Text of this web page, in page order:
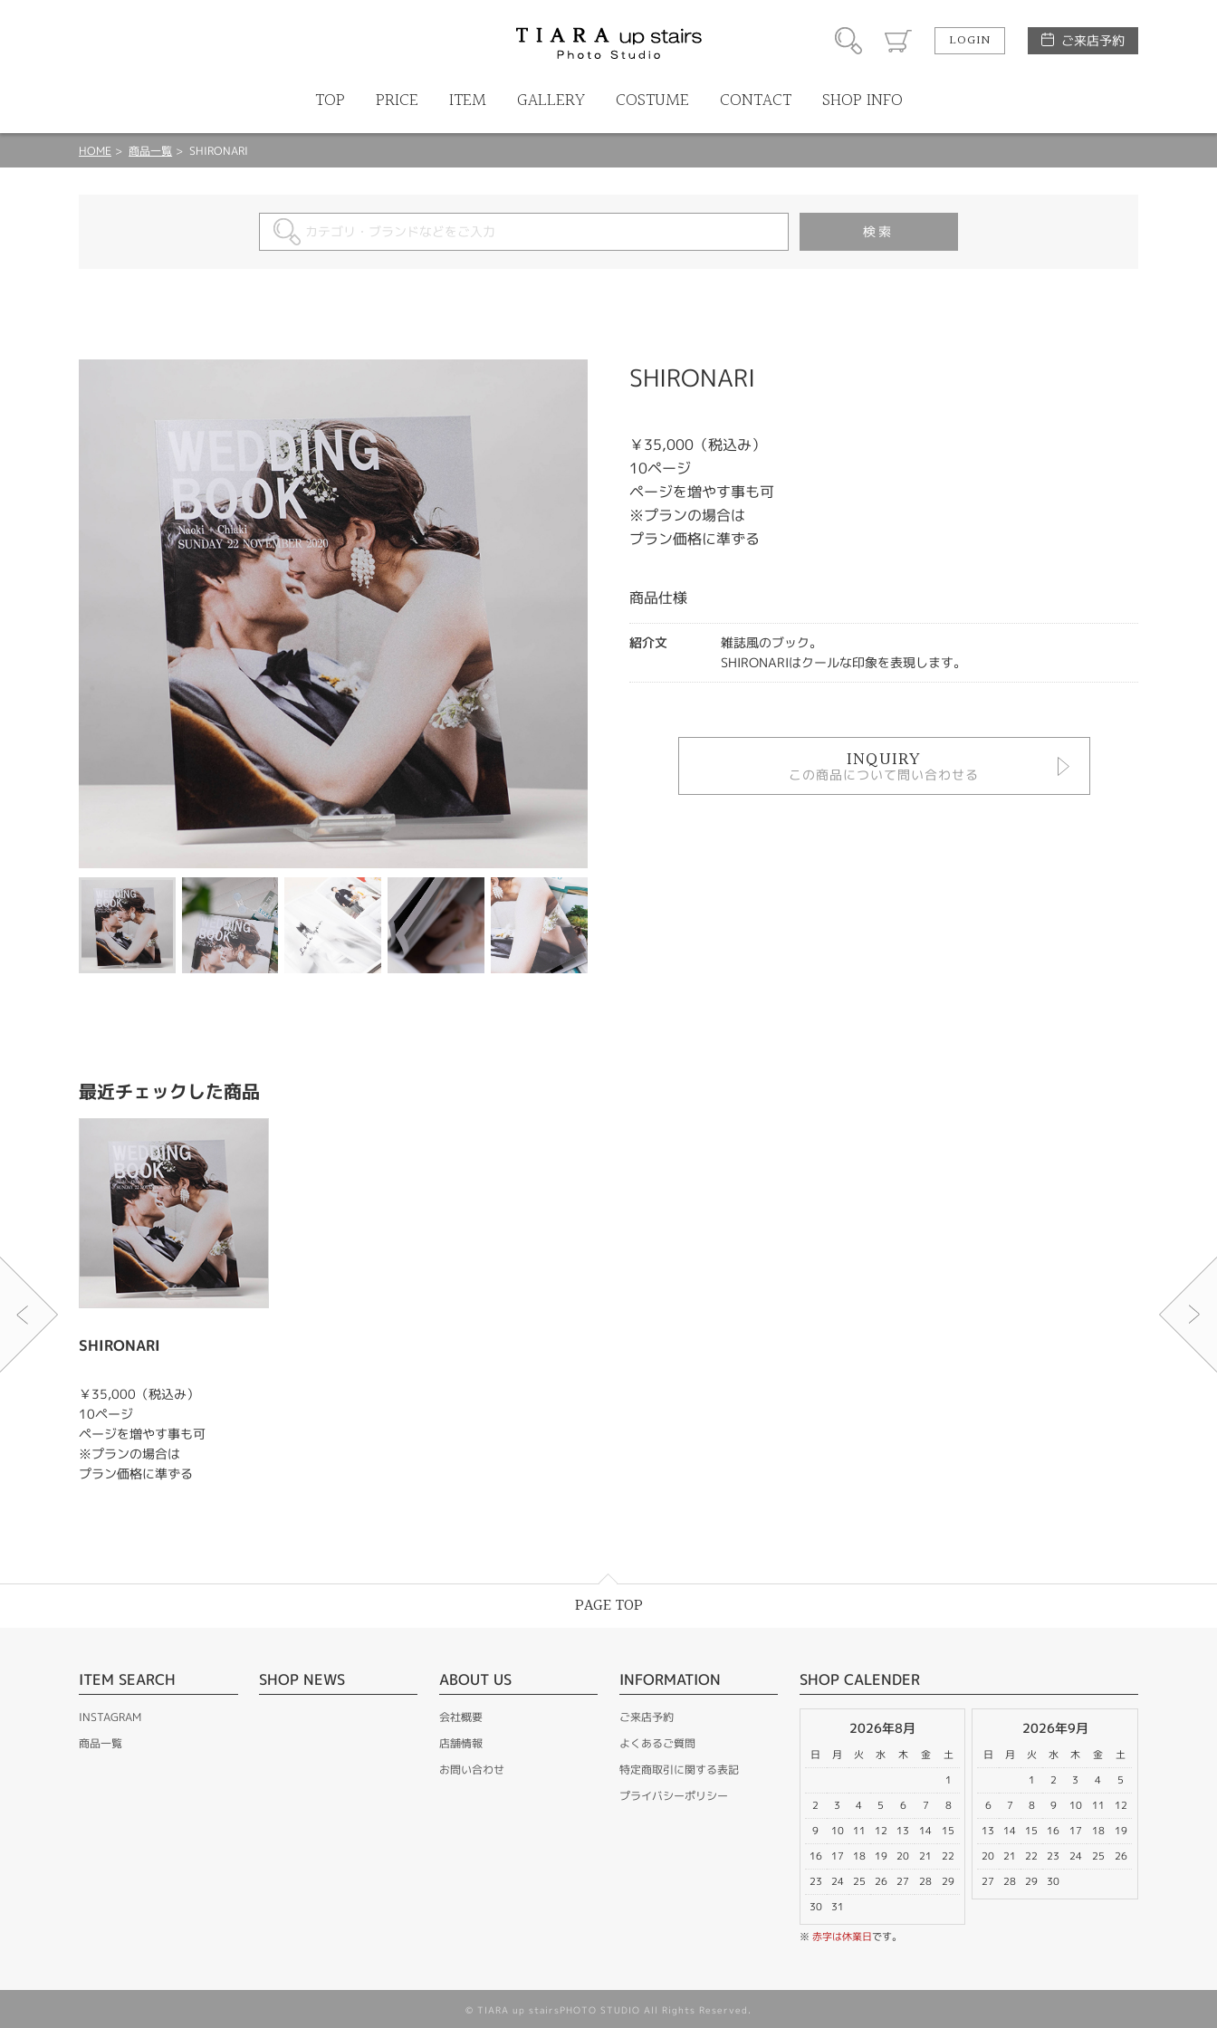
LOGIN ご来店予約
TOP PRICE ITEM GALLERY COSTUME CONTACT SHOP INFO
HOME 商品一覧 SHIRONARI
SHIRONARI
￥35,000（税込み）
10ページ
ページを増やす事も可
※プランの場合は
プラン価格に準ずる
商品仕様
紹介文
雑誌風のブック。
SHIRONARIはクールな印象を表現します。
INQUIRY
この商品について問い合わせる
最近チェックした商品
SHIRONARI
￥35,000（税込み）
10ページ
ページを増やす事も可
※プランの場合は
プラン価格に準ずる
PAGE TOP
ITEM SEARCH
INSTAGRAM
商品一覧
SHOP NEWS ABOUT US
会社概要
店舗情報
お問い合わせ
INFORMATION
ご来店予約
よくあるご質問
特定商取引に関する表記
プライバシーポリシー
SHOP CALENDER
2026年8月
日 月 火 水 木 金
土
1
2
3 4 5 6 7
8
9
10 11 12 13 14
15
16
17 18 19 20 21
22
23
24 25 26 27 28
29
30
31
2026年9月
日 月 火 水 木 金
土
1
2 3 4
5
6
7 8 9 10 11
12
13
14 15 16 17 18
19
20
21 22 23 24 25
26
27
28 29 30
※ 赤字は休業日です。
© TIARA up stairsPHOTO STUDIO All Rights Reserved.